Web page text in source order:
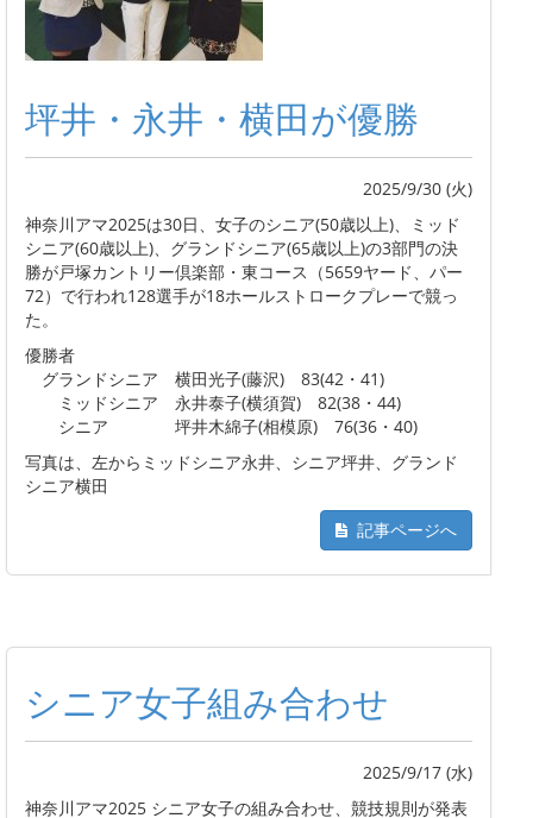
坪井・永井・横田が優勝
2025/9/30 (火)
神奈川アマ2025は30日、女子のシニア(50歳以上)、ミッド
シニア(60歳以上)、グランドシニア(65歳以上)の3部門の決
勝が戸塚カントリー倶楽部・東コース（5659ヤード、パー
72）で行われ128選手が18ホールストロークプレーで競っ
た。
優勝者
グランドシニア 横田光子(藤沢) 83(42・41)
ミッドシニア 永井泰子(横須賀) 82(38・44)
シニア 坪井木綿子(相模原) 76(36・40)
写真は、左からミッドシニア永井、シニア坪井、グランド
シニア横田
記事ページへ
シニア女子組み合わせ
2025/9/17 (水)
神奈川アマ2025 シニア女子の組み合わせ、競技規則が発表